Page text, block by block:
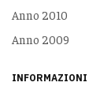
Anno 2010
Anno 2009
INFORMAZIONI